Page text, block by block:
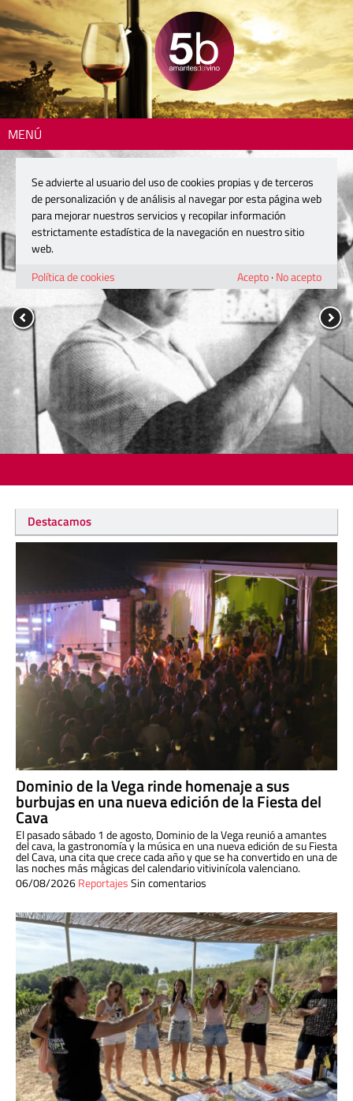
MENÚ
Destacamos
Dominio de la Vega rinde homenaje a sus
burbujas en una nueva edición de la Fiesta del
Cava
El pasado sábado 1 de agosto, Dominio de la Vega reunió a amantes
del cava, la gastronomía y la música en una nueva edición de su Fiesta
del Cava, una cita que crece cada año y que se ha convertido en una de
las noches más mágicas del calendario vitivinícola valenciano.
06/08/2026ReportajesSin comentarios
Se advierte al usuario del uso de cookies propias y de terceros
de personalización y de análisis al navegar por esta página web
para mejorar nuestros servicios y recopilar información
estrictamente estadística de la navegación en nuestro sitio
web.
Política de cookies
Acepto· No acepto